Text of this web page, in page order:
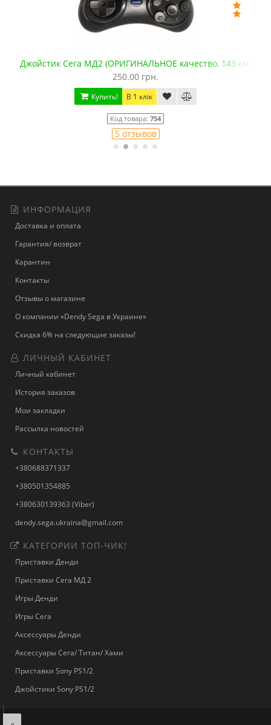
Джойстик Сега МД2 (ОРИГИНАЛЬНОЕ качество, 143 см)
250.00 грн.
Купить! В 1 клік
Код товара: 754
5 отзывов
ИНФОРМАЦИЯ
Доставка и оплата
Гарантия/ возврат
Карантин
Контакты
Отзывы о магазине
О компании «Dendy Sega в Украине»
Скидка 6% на следующие заказы!
ЛИЧНЫЙ КАБИНЕТ
Личный кабинет
История заказов
Мои закладки
Рассылка новостей
КОНТАКТЫ
+380688371337
+380501354885
+380630139363 (Viber)
dendy.sega.ukraina@gmail.com
КАТЕГОРИИ ТОП-ЧИК!
Приставки Денди
Приставки Сега МД 2
Игры Денди
Игры Сега
Аксессуары Денди
Аксессуары Сега/ Титан/ Хами
Приставки Sony PS1/2
Джойстики Sony PS1/2